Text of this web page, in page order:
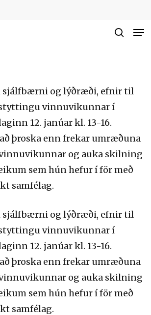
sjálfbærni og lýðræði, efnir til
vinnuvikunnar í
12. janúar kl. 13-16.
þroska enn frekar umræðuna
og auka skilning
sem hún hefur í för með
samfélag.
sjálfbærni og lýðræði, efnir til
vinnuvikunnar í
12. janúar kl. 13-16.
þroska enn frekar umræðuna
og auka skilning
sem hún hefur í för með
samfélag.
Close